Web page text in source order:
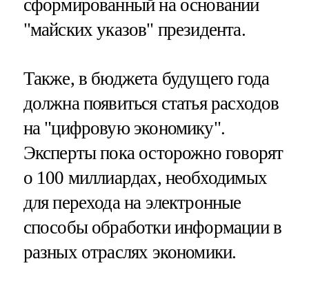
сформированный на основании
"майских указов" президента.
Также, в бюджета будущего года
должна появиться статья расходов
на "цифровую экономику".
Эксперты пока осторожно говорят
о 100 миллиардах, необходимых
для перехода на электронные
способы обработки информации в
разных отраслях экономики.